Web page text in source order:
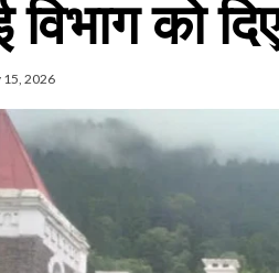
विभाग को
15, 2026